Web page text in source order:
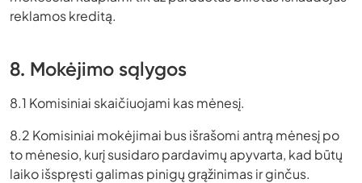
reklamos kreditą.
8. Mokėjimo sąlygos
8.1 Komisiniai skaičiuojami kas mėnesį.
8.2 Komisiniai mokėjimai bus išrašomi antrą mėnesį po
to mėnesio, kurį susidaro pardavimų apyvarta, kad būtų
laiko išspręsti galimas pinigų grąžinimas ir ginčus.